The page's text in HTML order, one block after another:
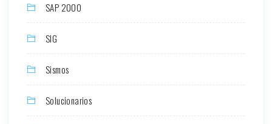
SAP 2000
SIG
Sismos
Solucionarios